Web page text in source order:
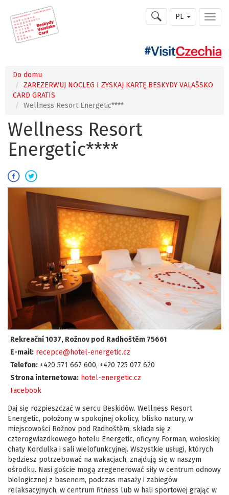
PL
Do domu
ZAREZERWUJ NOCLEG I ZYSKAJ KARTĘ BESKYDY VALAŠSKO
CARD GRATIS
Wellness Resort Energetic****
Wellness Resort
Energetic****
Rekreační 1037, Rožnov pod Radhoštěm 75661
E-mail: recepce@hotel-energetic.cz
Telefon: +420 571 667 600, +420 725 077 620
Strona internetowa: hotel-energetic.cz
Facebook
Daj się rozpieszczać w sercu Beskidów. Wellness Resort
Energetic, położony w spokojnej okolicy, blisko natury, w
miejscowości Rožnov pod Radhoštěm, składa się z
czterogwiazdkowego hotelu Energetic, oficyny Forman, wołoskiej
chaty Kordulka i sali wielofunkcyjnej. Wszystkie usługi, których
będziesz potrzebować na wakacjach, znajdują się w naszym
ośrodku. Nasi goście mogą zregenerować siły w centrum odnowy
biologicznej z basenem, podczas masaży i zabiegów
relaksacyjnych, w centrum fitness lub w hali sportowej grając w